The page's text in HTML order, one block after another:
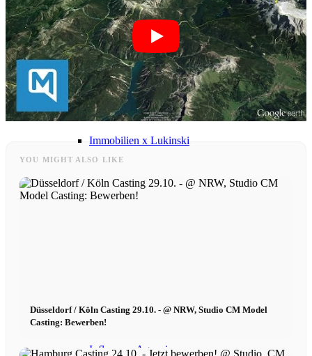
Influencer x CM
Marketing x One
Realidad virtual
Immobilien x Lukinski
Revista x FIV
Influencer x CM
Influencer Agencia
YOU MIGHT ALSO LIKE
Düsseldorf / Köln Casting 29.10. - @ NRW, Studio CM Model
Casting: Bewerben!